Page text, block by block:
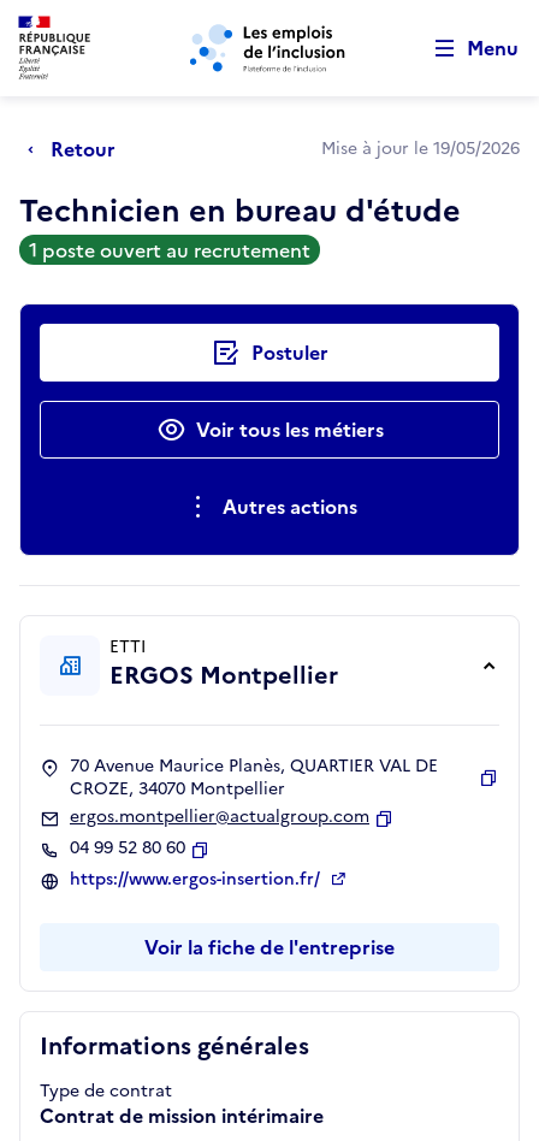
Aller au menu principal Aller au contenu principal
Menu
Retour Mise à jour le 19/05/2026
Technicien en bureau d'étude
1 poste ouvert au recrutement
Actions rapides Postuler
Voir tous les métiers
Autres actions
Informations générales
Type de contrat
Contrat de mission intérimaire
ETTI
ERGOS Montpellier
70 Avenue Maurice Planès, QUARTIER VAL DE
CROZE, 34070 Montpellier
ergos.montpellier@actualgroup.com
04 99 52 80 60
Copier
https://www.ergos-insertion.fr/
Voir la fiche de l'entreprise
Retour au début de la page
Panneau de gestion des cookies